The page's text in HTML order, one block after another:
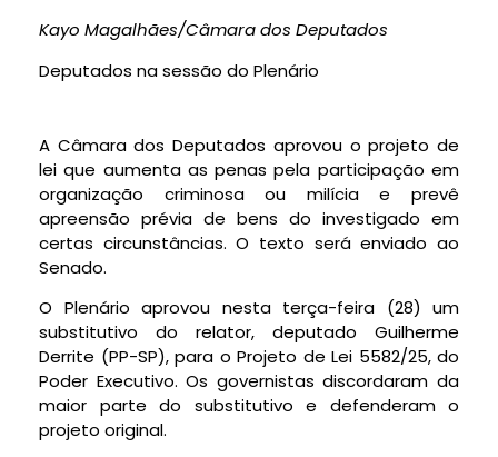
Kayo Magalhães/Câmara dos Deputados
Deputados na sessão do Plenário
A Câmara dos Deputados aprovou o projeto de
lei que aumenta as penas pela participação em
organização criminosa ou milícia e prevê
apreensão prévia de bens do investigado em
certas circunstâncias. O texto será enviado ao
Senado.
O Plenário aprovou nesta terça-feira (28) um
substitutivo do relator, deputado Guilherme
Derrite (PP-SP), para o Projeto de Lei 5582/25, do
Poder Executivo. Os governistas discordaram da
maior parte do substitutivo e defenderam o
projeto original.